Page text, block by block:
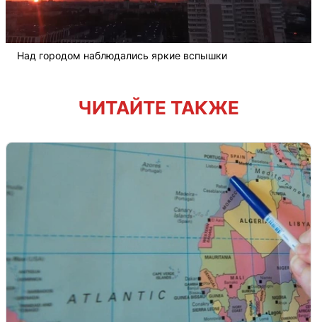
Над городом наблюдались яркие вспышки
ЧИТАЙТЕ ТАКЖЕ